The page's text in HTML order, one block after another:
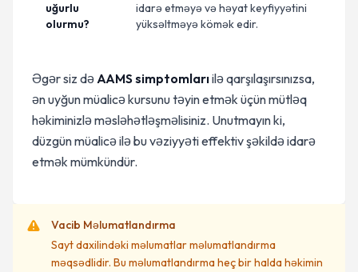
uğurlu
olurmu?
idarə etməyə və həyat keyfiyyətini
yüksəltməyə kömək edir.
Əgər siz dəAAMS simptomlarıilə qarşılaşırsınızsa,
ən uyğun müalicə kursunu təyin etmək üçün mütləq
həkiminizlə məsləhətləşməlisiniz. Unutmayın ki,
düzgün müalicə ilə bu vəziyyəti effektiv şəkildə idarə
etmək mümkündür.
Vacib Məlumatlandırma
Sayt daxilindəki məlumatlar məlumatlandırma
məqsədlidir. Bu məlumatlandırma heç bir halda həkimin